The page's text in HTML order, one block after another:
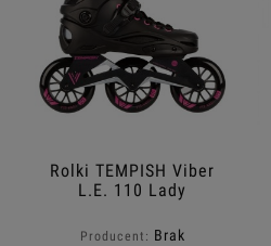
Rolki TEMPISH Viber
L.E. 110 Lady
Producent: Brak